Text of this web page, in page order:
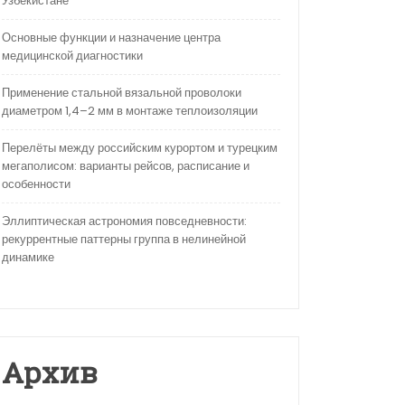
Основные функции и назначение центра
медицинской диагностики
Применение стальной вязальной проволоки
диаметром 1,4–2 мм в монтаже теплоизоляции
Перелёты между российским курортом и турецким
мегаполисом: варианты рейсов, расписание и
особенности
Эллиптическая астрономия повседневности:
рекуррентные паттерны группа в нелинейной
динамике
Архив